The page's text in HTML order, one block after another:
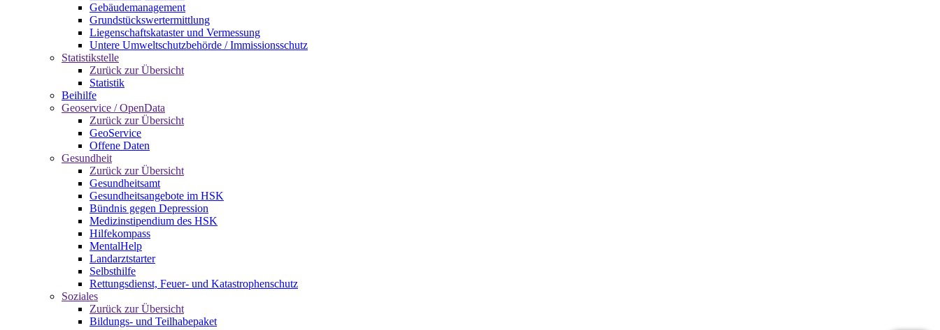
Gebäudemanagement
Grundstückswertermittlung
Liegenschaftskataster und Vermessung
Untere Umweltschutzbehörde / Immissionsschutz
Statistikstelle
Zurück zur Übersicht
Statistik
Beihilfe
Geoservice / OpenData
Zurück zur Übersicht
GeoService
Offene Daten
Gesundheit
Zurück zur Übersicht
Gesundheitsamt
Gesundheitsangebote im HSK
Bündnis gegen Depression
Medizinstipendium des HSK
Hilfekompass
MentalHelp
Landarztstarter
Selbsthilfe
Rettungsdienst, Feuer- und Katastrophenschutz
Soziales
Zurück zur Übersicht
Bildungs- und Teilhabepaket